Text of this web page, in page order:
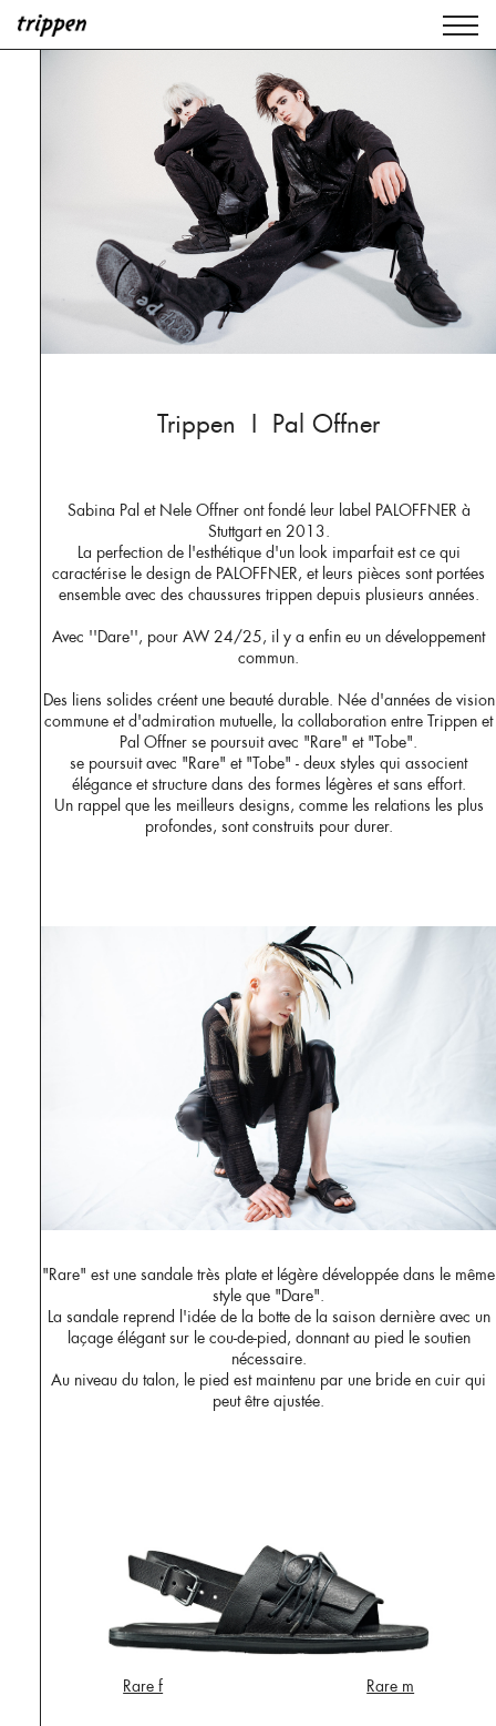
Trippen I Pal Offner
Sabina Pal et Nele Offner ont fondé leur label PALOFFNER à
Stuttgart en 2013.
La perfection de l'esthétique d'un look imparfait est ce qui
caractérise le design de PALOFFNER, et leurs pièces sont portées
ensemble avec des chaussures trippen depuis plusieurs années.
Avec ''Dare'', pour AW 24/25, il y a enfin eu un développement
commun.
Des liens solides créent une beauté durable. Née d'années de vision
commune et d'admiration mutuelle, la collaboration entre Trippen et
Pal Offner se poursuit avec "Rare" et "Tobe".
se poursuit avec "Rare" et "Tobe" - deux styles qui associent
élégance et structure dans des formes légères et sans effort.
Un rappel que les meilleurs designs, comme les relations les plus
profondes, sont construits pour durer.
"Rare" est une sandale très plate et légère développée dans le même
style que "Dare".
La sandale reprend l'idée de la botte de la saison dernière avec un
laçage élégant sur le cou-de-pied, donnant au pied le soutien
nécessaire.
Au niveau du talon, le pied est maintenu par une bride en cuir qui
peut être ajustée.
Rare f Rare m